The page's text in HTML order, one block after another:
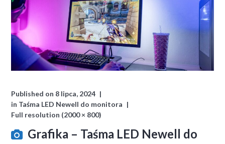
Published on 8 lipca, 2024
in Taśma LED Newell do monitora
Full resolution (2000 × 800)
Grafika – Taśma LED Newell do